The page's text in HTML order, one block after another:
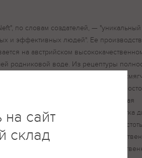
по словам создателей, — "уникальный
и эффективных людей". Ее
на австрийском
родниковой воде. Из рецептуры
искусственные добавки, отдушки,
так как хорошая водка в них
Особая обработка зерна, ступенчатая
и многократная углеродная очистка
получить спирт исключительной
с водой максимально
организмом и обладает
сайт
склад